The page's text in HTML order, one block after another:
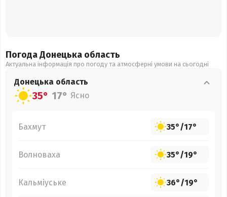
Погода Донецька область
Актуальна інформація про погоду та атмосферні умови на сьогодні
Донецька область
35° 17° Ясно
Бахмут 35°/17°
Волноваха 35°/19°
Кальміуське 36°/19°